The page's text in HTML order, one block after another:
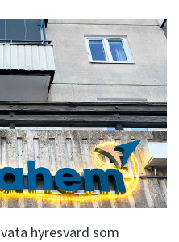
hyresvärd som